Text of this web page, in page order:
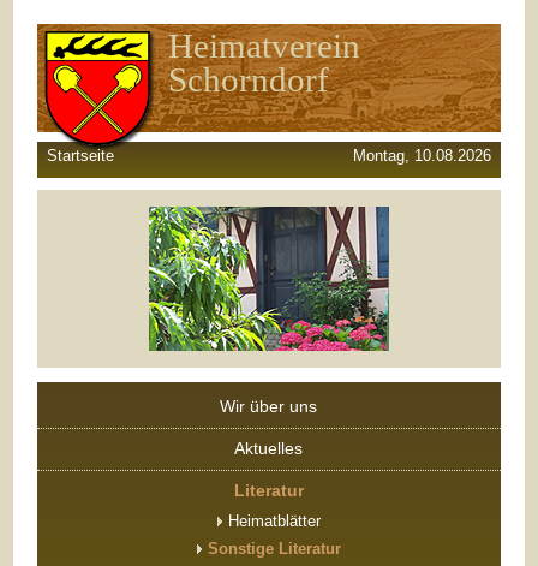
Heimatverein
Schorndorf
Startseite Montag, 10.08.2026
Wir über uns
Aktuelles
Literatur
Heimatblätter
Sonstige Literatur